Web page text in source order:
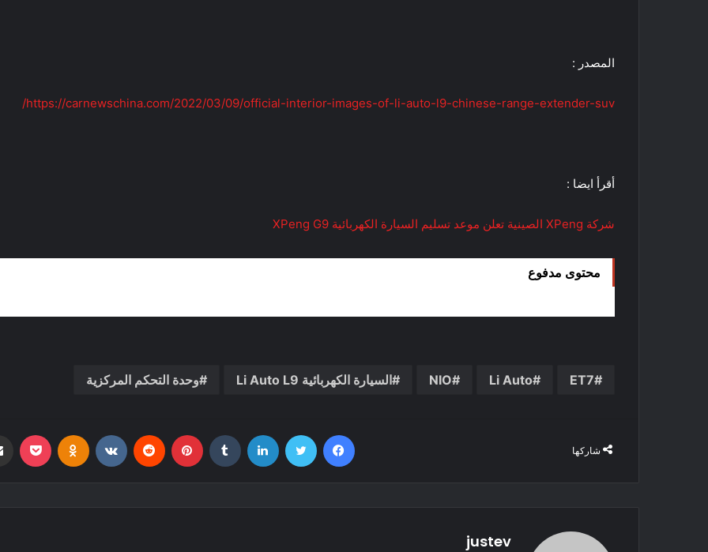
المصدر :
https://carnewschina.com/2022/03/09/official-interior-images-of-li-auto-l9-chinese-range-extender-suv/
أقرأ ايضا :
شركة XPeng الصينية تعلن موعد تسليم السيارة الكهربائية XPeng G9
محتوى مدفوع
ET7
Li Auto
NIO السيارة الكهربائية Li Auto L9 وحدة التحكم المركزية
شاركها
فيسبوك تويتر لينكدإن بينتيريست
justev